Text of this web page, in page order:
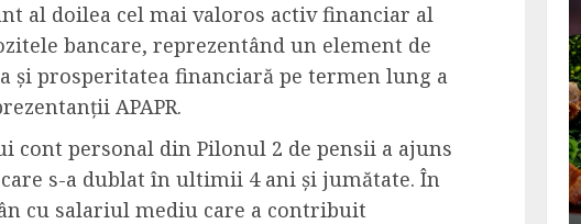
al doilea cel mai valoros activ financiar al
bancare, reprezentând un element de
și prosperitatea financiară pe termen lung a
APAPR.
cont personal din Pilonul 2 de pensii a ajuns
care s-a dublat în ultimii 4 ani și jumătate. În
cu salariul mediu care a contribuit
retete
curcan
4 min read
3 retete delicioase in care
carnea de rata e vedeta
incontestabila